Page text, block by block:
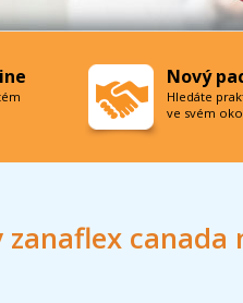
zanaflex
Nový
Hledáte
ve svém